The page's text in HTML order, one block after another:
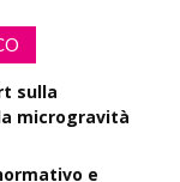
sulla
microgravità
e